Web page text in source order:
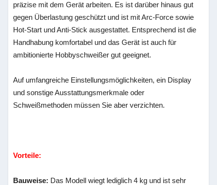
präzise mit dem Gerät arbeiten. Es ist darüber hinaus gut
gegen Überlastung geschützt und ist mit Arc-Force sowie
Hot-Start und Anti-Stick ausgestattet. Entsprechend ist die
Handhabung komfortabel und das Gerät ist auch für
ambitionierte Hobbyschweißer gut geeignet.
Auf umfangreiche Einstellungsmöglichkeiten, ein Display
und sonstige Ausstattungsmerkmale oder
Schweißmethoden müssen Sie aber verzichten.
Vorteile:
Bauweise: Das Modell wiegt lediglich 4 kg und ist sehr